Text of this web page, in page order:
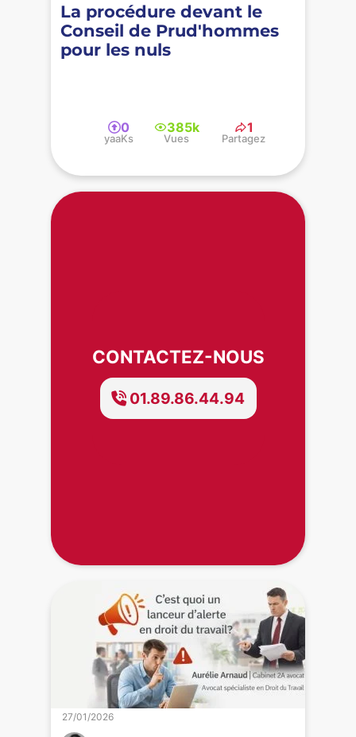
La procédure devant le
Conseil de Prud'hommes
pour les nuls
0
yaaKs
385k
Vues
1
Partagez
CONTACTEZ-NOUS
01.89.86.44.94
27/01/2026